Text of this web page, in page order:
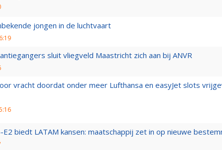
jongen in de luchtvaart
sluit vliegveld Maastricht zich aan bij ANVR
vracht doordat onder meer Lufthansa en easyJet slots
E2 biedt LATAM kansen: maatschappij zet in op nieuwe